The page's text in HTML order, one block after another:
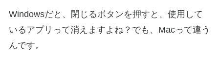
Windowsだと、閉じるボタンを押すと、使用して
いるアプリって消えますよね？でも、Macって違う
んです。